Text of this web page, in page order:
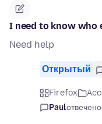
I need to know who
Need help
Открытый
Firefox
Paulотвечено